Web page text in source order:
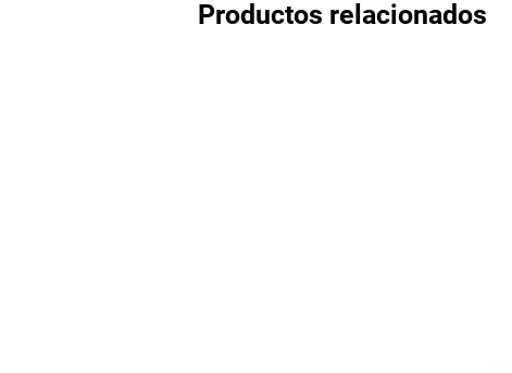
Productos relacionados